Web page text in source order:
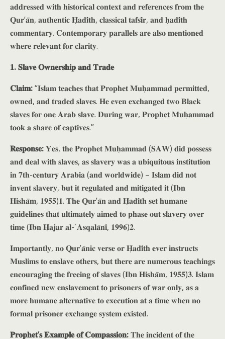
𝐚𝐝𝐝𝐫𝐞𝐬𝐬𝐞𝐝 𝐰𝐢𝐭𝐡 𝐡𝐢𝐬𝐭𝐨𝐫𝐢𝐜𝐚𝐥 𝐜𝐨𝐧𝐭𝐞𝐱𝐭 𝐚𝐧𝐝 𝐫𝐞𝐟𝐞𝐫𝐞𝐧𝐜𝐞𝐬 𝐟𝐫𝐨𝐦 𝐭𝐡𝐞
𝐐𝐮𝐫’𝐚̄𝐧, 𝐚𝐮𝐭𝐡𝐞𝐧𝐭𝐢𝐜 𝐇̣𝐚𝐝𝐢̄𝐭𝐡, 𝐜𝐥𝐚𝐬𝐬𝐢𝐜𝐚𝐥 𝐭𝐚𝐟𝐬𝐢̄𝐫, 𝐚𝐧𝐝 𝐡̣𝐚𝐝𝐢̄𝐭𝐡
𝐜𝐨𝐦𝐦𝐞𝐧𝐭𝐚𝐫𝐲. 𝐂𝐨𝐧𝐭𝐞𝐦𝐩𝐨𝐫𝐚𝐫𝐲 𝐩𝐚𝐫𝐚𝐥𝐥𝐞𝐥𝐬 𝐚𝐫𝐞 𝐚𝐥𝐬𝐨 𝐦𝐞𝐧𝐭𝐢𝐨𝐧𝐞𝐝
𝐰𝐡𝐞𝐫𝐞 𝐫𝐞𝐥𝐞𝐯𝐚𝐧𝐭 𝐟𝐨𝐫 𝐜𝐥𝐚𝐫𝐢𝐭𝐲.
𝟏. 𝐒𝐥𝐚𝐯𝐞 𝐎𝐰𝐧𝐞𝐫𝐬𝐡𝐢𝐩 𝐚𝐧𝐝 𝐓𝐫𝐚𝐝𝐞
𝐂𝐥𝐚𝐢𝐦:“𝐈𝐬𝐥𝐚𝐦 𝐭𝐞𝐚𝐜𝐡𝐞𝐬 𝐭𝐡𝐚𝐭 𝐏𝐫𝐨𝐩𝐡𝐞𝐭 𝐌𝐮𝐡̣𝐚𝐦𝐦𝐚𝐝 𝐩𝐞𝐫𝐦𝐢𝐭𝐭𝐞𝐝,
𝐨𝐰𝐧𝐞𝐝, 𝐚𝐧𝐝 𝐭𝐫𝐚𝐝𝐞𝐝 𝐬𝐥𝐚𝐯𝐞𝐬. 𝐇𝐞 𝐞𝐯𝐞𝐧 𝐞𝐱𝐜𝐡𝐚𝐧𝐠𝐞𝐝 𝐭𝐰𝐨 𝐁𝐥𝐚𝐜𝐤
𝐬𝐥𝐚𝐯𝐞𝐬 𝐟𝐨𝐫 𝐨𝐧𝐞 𝐀𝐫𝐚𝐛 𝐬𝐥𝐚𝐯𝐞. 𝐃𝐮𝐫𝐢𝐧𝐠 𝐰𝐚𝐫, 𝐏𝐫𝐨𝐩𝐡𝐞𝐭 𝐌𝐮𝐡̣𝐚𝐦𝐦𝐚𝐝
𝐭𝐨𝐨𝐤 𝐚 𝐬𝐡𝐚𝐫𝐞 𝐨𝐟 𝐜𝐚𝐩𝐭𝐢𝐯𝐞𝐬.”
𝐑𝐞𝐬𝐩𝐨𝐧𝐬𝐞:𝐘𝐞𝐬, 𝐭𝐡𝐞 𝐏𝐫𝐨𝐩𝐡𝐞𝐭 𝐌𝐮𝐡̣𝐚𝐦𝐦𝐚𝐝 (𝐒𝐀𝐖) 𝐝𝐢𝐝 𝐩𝐨𝐬𝐬𝐞𝐬𝐬
𝐚𝐧𝐝 𝐝𝐞𝐚𝐥 𝐰𝐢𝐭𝐡 𝐬𝐥𝐚𝐯𝐞𝐬, 𝐚𝐬 𝐬𝐥𝐚𝐯𝐞𝐫𝐲 𝐰𝐚𝐬 𝐚 𝐮𝐛𝐢𝐪𝐮𝐢𝐭𝐨𝐮𝐬 𝐢𝐧𝐬𝐭𝐢𝐭𝐮𝐭𝐢𝐨𝐧
𝐢𝐧 𝟕𝐭𝐡-𝐜𝐞𝐧𝐭𝐮𝐫𝐲 𝐀𝐫𝐚𝐛𝐢𝐚 (𝐚𝐧𝐝 𝐰𝐨𝐫𝐥𝐝𝐰𝐢𝐝𝐞) – 𝐈𝐬𝐥𝐚𝐦 𝐝𝐢𝐝 𝐧𝐨𝐭
𝐢𝐧𝐯𝐞𝐧𝐭 𝐬𝐥𝐚𝐯𝐞𝐫𝐲, 𝐛𝐮𝐭 𝐢𝐭 𝐫𝐞𝐠𝐮𝐥𝐚𝐭𝐞𝐝 𝐚𝐧𝐝 𝐦𝐢𝐭𝐢𝐠𝐚𝐭𝐞𝐝 𝐢𝐭 (𝐈𝐛𝐧
𝐇𝐢𝐬𝐡𝐚̄𝐦, 𝟏𝟗𝟓𝟓)𝟏. 𝐓𝐡𝐞 𝐐𝐮𝐫’𝐚̄𝐧 𝐚𝐧𝐝 𝐇̣𝐚𝐝𝐢̄𝐭𝐡 𝐬𝐞𝐭 𝐡𝐮𝐦𝐚𝐧𝐞
𝐠𝐮𝐢𝐝𝐞𝐥𝐢𝐧𝐞𝐬 𝐭𝐡𝐚𝐭 𝐮𝐥𝐭𝐢𝐦𝐚𝐭𝐞𝐥𝐲 𝐚𝐢𝐦𝐞𝐝 𝐭𝐨 𝐩𝐡𝐚𝐬𝐞 𝐨𝐮𝐭 𝐬𝐥𝐚𝐯𝐞𝐫𝐲 𝐨𝐯𝐞𝐫
𝐭𝐢𝐦𝐞 (𝐈𝐛𝐧 𝐇̣𝐚𝐣𝐚𝐫 𝐚𝐥-ʿ𝐀𝐬𝐪𝐚𝐥𝐚̄𝐧𝐢̄, 𝟏𝟗𝟗𝟔)𝟐.
𝐈𝐦𝐩𝐨𝐫𝐭𝐚𝐧𝐭𝐥𝐲, 𝐧𝐨 𝐐𝐮𝐫’𝐚̄𝐧𝐢𝐜 𝐯𝐞𝐫𝐬𝐞 𝐨𝐫 𝐇̣𝐚𝐝𝐢̄𝐭𝐡 𝐞𝐯𝐞𝐫 𝐢𝐧𝐬𝐭𝐫𝐮𝐜𝐭𝐬
𝐌𝐮𝐬𝐥𝐢𝐦𝐬 𝐭𝐨 𝐞𝐧𝐬𝐥𝐚𝐯𝐞 𝐨𝐭𝐡𝐞𝐫𝐬, 𝐛𝐮𝐭 𝐭𝐡𝐞𝐫𝐞 𝐚𝐫𝐞 𝐧𝐮𝐦𝐞𝐫𝐨𝐮𝐬 𝐭𝐞𝐚𝐜𝐡𝐢𝐧𝐠𝐬
𝐞𝐧𝐜𝐨𝐮𝐫𝐚𝐠𝐢𝐧𝐠 𝐭𝐡𝐞 𝐟𝐫𝐞𝐞𝐢𝐧𝐠 𝐨𝐟 𝐬𝐥𝐚𝐯𝐞𝐬 (𝐈𝐛𝐧 𝐇𝐢𝐬𝐡𝐚̄𝐦, 𝟏𝟗𝟓𝟓)𝟑. 𝐈𝐬𝐥𝐚𝐦
𝐜𝐨𝐧𝐟𝐢𝐧𝐞𝐝 𝐧𝐞𝐰 𝐞𝐧𝐬𝐥𝐚𝐯𝐞𝐦𝐞𝐧𝐭 𝐭𝐨 𝐩𝐫𝐢𝐬𝐨𝐧𝐞𝐫𝐬 𝐨𝐟 𝐰𝐚𝐫 𝐨𝐧𝐥𝐲, 𝐚𝐬 𝐚
𝐦𝐨𝐫𝐞 𝐡𝐮𝐦𝐚𝐧𝐞 𝐚𝐥𝐭𝐞𝐫𝐧𝐚𝐭𝐢𝐯𝐞 𝐭𝐨 𝐞𝐱𝐞𝐜𝐮𝐭𝐢𝐨𝐧 𝐚𝐭 𝐚 𝐭𝐢𝐦𝐞 𝐰𝐡𝐞𝐧 𝐧𝐨
𝐟𝐨𝐫𝐦𝐚𝐥 𝐩𝐫𝐢𝐬𝐨𝐧𝐞𝐫 𝐞𝐱𝐜𝐡𝐚𝐧𝐠𝐞 𝐬𝐲𝐬𝐭𝐞𝐦 𝐞𝐱𝐢𝐬𝐭𝐞𝐝.
𝐏𝐫𝐨𝐩𝐡𝐞𝐭’𝐬 𝐄𝐱𝐚𝐦𝐩𝐥𝐞 𝐨𝐟 𝐂𝐨𝐦𝐩𝐚𝐬𝐬𝐢𝐨𝐧:𝐓𝐡𝐞 𝐢𝐧𝐜𝐢𝐝𝐞𝐧𝐭 𝐨𝐟 𝐭𝐡𝐞